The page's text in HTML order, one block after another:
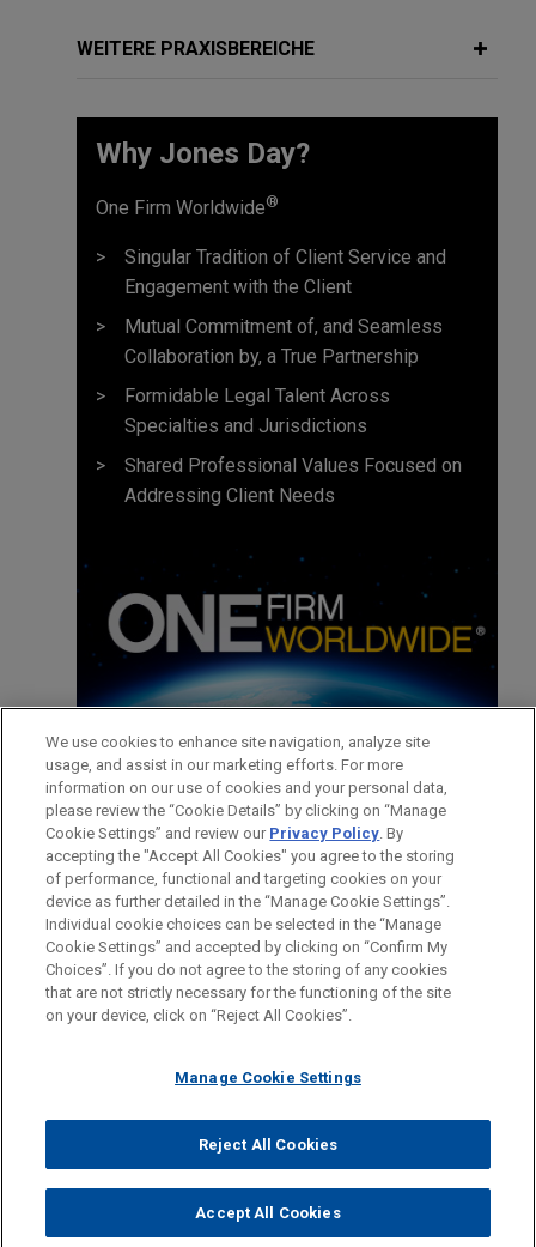
WEITERE PRAXISBEREICHE
Why Jones Day?
One Firm Worldwide®
Singular Tradition of Client Service and
Engagement with the Client
Mutual Commitment of, and Seamless
Collaboration by, a True Partnership
Formidable Legal Talent Across
Specialties and Jurisdictions
Shared Professional Values Focused on
Addressing Client Needs
BERUFSTRÄGER
KONTAKT
Practice Leader Corporate
amlevine@jonesday.com
Mergers & Acquisitions
FEATURED
MÄRZ 2020 WHITE PAPER
Gesetz zur Abmilderung der Folgen der
COVID-19-Pandemie im Zivil-, Insolvenz-
und Strafverfahrensrecht vom 27. März
2020
Bitte beachten Sie vor dem Versenden:
Die Informationen auf unserer Website sind für den allgemeinen
Gebrauch und stellen keine Rechtsberatung dar. Der Versand
dieser E-Mail ist nicht dazu bestimmt, ein Mandatsverhältnis zu
Mandatsverhältnis dar. Alles, was Sie an jemanden in unserer
denn, wir haben zugestimmt, Sie zu vertreten. Wenn Sie diese
E-Mail versenden, bestätigen Sie, dass Sie diesen Hinweis
gelesen und verstanden haben.
AKZEPTIEREN ABLEHNEN
IMPRESSUM HAFTUNGSAUSSCHLUSS
KONTAKT
PRIVACY
COPYRIGHT
© 2026 Jones Day
We use cookies to enhance site navigation, analyze site
usage, and assist in our marketing efforts. For more
information on our use of cookies and your personal data,
please review the “Cookie Details” by clicking on “Manage
Cookie Settings” and review our Privacy Policy. By
accepting the "Accept All Cookies" you agree to the storing
of performance, functional and targeting cookies on your
device as further detailed in the “Manage Cookie Settings”.
Individual cookie choices can be selected in the “Manage
Cookie Settings” and accepted by clicking on “Confirm My
Choices”. If you do not agree to the storing of any cookies
that are not strictly necessary for the functioning of the site
on your device, click on “Reject All Cookies”.
Manage Cookie Settings
Reject All Cookies
Accept All Cookies